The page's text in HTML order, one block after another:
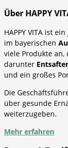
Über HAPPY
HAPPY VITA ist
im bayerischen
viele Produkte an,
darunter
und ein großes
Die
über gesunde
weiterzugeben.
Mehr erfahren